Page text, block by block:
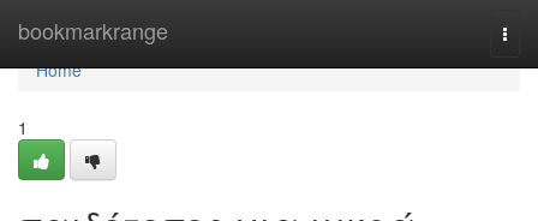
bookmarkrange
Home
Home
1